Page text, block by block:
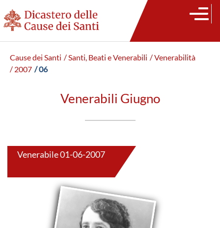
Cause dei Santi / Santi, Beati e Venerabili / Venerabilità
/ 2007 / 06
Venerabili Giugno
Venerabile 01-06-2007